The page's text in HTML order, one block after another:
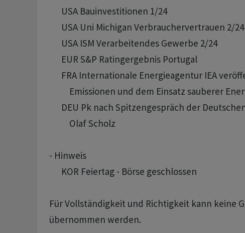
      USA Bauinvestitionen 1/24
      USA Uni Michigan Verbrauchervertrauen 2/24
      USA ISM Verarbeitendes Gewerbe 2/24
      EUR S&P Ratingergebnis Portugal
FRA Internationale Energieagentur IEA
Emissionen und dem Einsatz sauberer
DEU Pk nach Spitzengespräch der
          Olaf Scholz
- Hinweis
      KOR Feiertag - Börse geschlossen
Für Vollständigkeit und Richtigkeit kann keine
übernommen werden.